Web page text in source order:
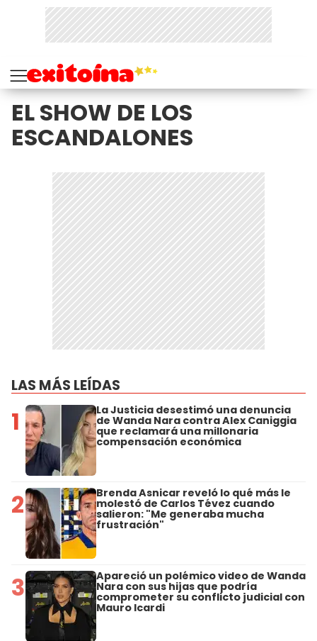
EL SHOW DE LOS
ESCANDALONES
LAS MÁS LEÍDAS
1 La Justicia desestimó una denuncia
de Wanda Nara contra Alex Caniggia
que reclamará una millonaria
compensación económica
2 Brenda Asnicar reveló lo qué más le
molestó de Carlos Tévez cuando
salieron: "Me generaba mucha
frustración"
3 Apareció un polémico video de Wanda
Nara con sus hijas que podría
comprometer su conflicto judicial con
Mauro Icardi